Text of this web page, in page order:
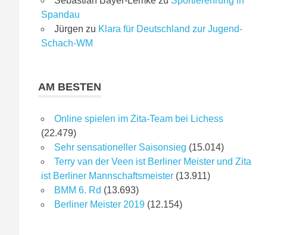
Spandau
Jürgen zu Klara für Deutschland zur Jugend-
Schach-WM
AM BESTEN
Online spielen im Zita-Team bei Lichess
(22.479)
Sehr sensationeller Saisonsieg (15.014)
Terry van der Veen ist Berliner Meister und Zita
ist Berliner Mannschaftsmeister (13.911)
BMM 6. Rd (13.693)
Berliner Meister 2019 (12.154)